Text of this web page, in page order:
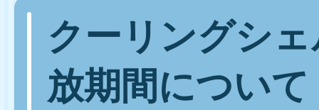
クーリングシ
放期間について